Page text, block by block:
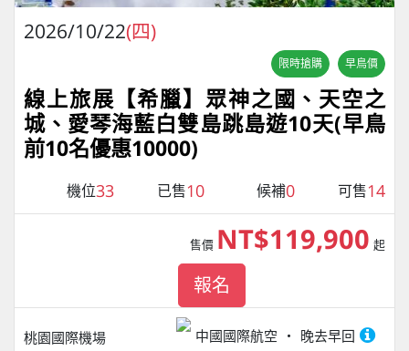
2026/10/22(四)
限時搶購 早鳥價
線上旅展【希臘】眾神之國、天空之
城、愛琴海藍白雙島跳島遊10天(早鳥
前10名優惠10000)
機位33 已售10 候補0 可售14
桃園國際機場 中國國際航空 晚去早回
售價 NT$119,900 起
報名